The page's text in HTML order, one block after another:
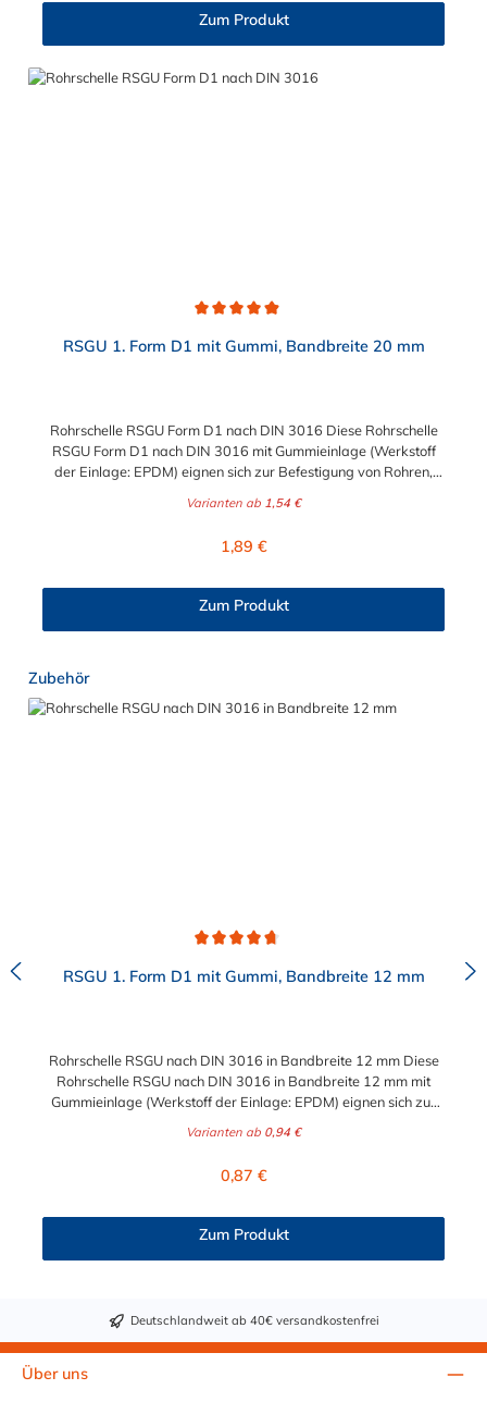
mm und ist wählbar.
Zum Produkt
RSGU 1. Form D1 mit Gummi, Bandbreite 20 mm
Rohrschelle RSGU Form D1 nach DIN 3016 Diese Rohrschelle
RSGU Form D1 nach DIN 3016 mit Gummieinlage (Werkstoff
der Einlage: EPDM) eignen sich zur Befestigung von Rohren,
sonstigen Leitungen.
Varianten ab 1,54 €
Regulärer Preis:
1,89 €
Zum Produkt
Produktgalerie überspringen
Zubehör
RSGU 1. Form D1 mit Gummi, Bandbreite 12 mm
Rohrschelle RSGU nach DIN 3016 in Bandbreite 12 mm Diese
Rohrschelle RSGU nach DIN 3016 in Bandbreite 12 mm mit
Gummieinlage (Werkstoff der Einlage: EPDM) eignen sich zur
Kabelschutzrohren, Schläuchen und sonstigen Leitungen.
Varianten ab 0,94 €
Regulärer Preis:
0,87 €
Zum Produkt
Deutschlandweit ab 40€ versandkostenfrei
Über uns